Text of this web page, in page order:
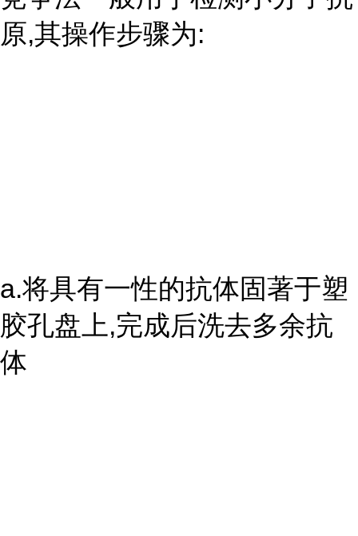
原,其操作步骤为:
a.将具有一性的抗体固著于塑
胶孔盘上,完成后洗去多余抗
体